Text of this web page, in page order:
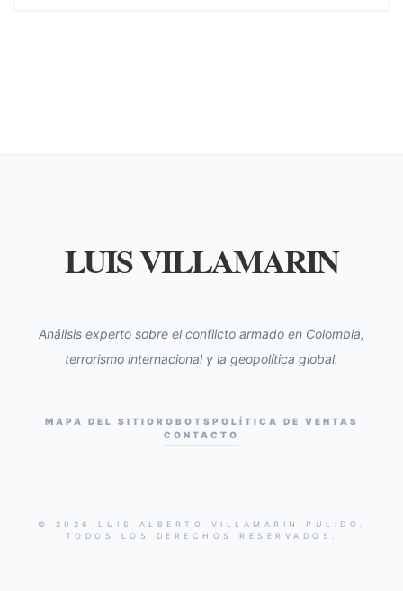
LUIS VILLAMARIN
Análisis experto sobre el conflicto armado en Colombia,
terrorismo internacional y la geopolítica global.
MAPA DEL SITIO ROBOTS POLÍTICA DE VENTAS
CONTACTO
© 2026 LUIS ALBERTO VILLAMARIN PULIDO.
TODOS LOS DERECHOS RESERVADOS.